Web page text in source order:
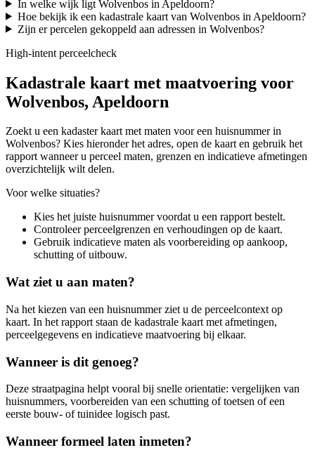
In welke wijk ligt Wolvenbos in Apeldoorn?
Hoe bekijk ik een kadastrale kaart van Wolvenbos in Apeldoorn?
Zijn er percelen gekoppeld aan adressen in Wolvenbos?
High-intent perceelcheck
Kadastrale kaart met maatvoering voor
Wolvenbos, Apeldoorn
Zoekt u een kadaster kaart met maten voor een huisnummer in
Wolvenbos? Kies hieronder het adres, open de kaart en gebruik het
rapport wanneer u perceel maten, grenzen en indicatieve afmetingen
overzichtelijk wilt delen.
Voor welke situaties?
Kies het juiste huisnummer voordat u een rapport bestelt.
Controleer perceelgrenzen en verhoudingen op de kaart.
Gebruik indicatieve maten als voorbereiding op aankoop,
schutting of uitbouw.
Wat ziet u aan maten?
Na het kiezen van een huisnummer ziet u de perceelcontext op
kaart. In het rapport staan de kadastrale kaart met afmetingen,
perceelgegevens en indicatieve maatvoering bij elkaar.
Wanneer is dit genoeg?
Deze straatpagina helpt vooral bij snelle orientatie: vergelijken van
huisnummers, voorbereiden van een schutting of toetsen of een
eerste bouw- of tuinidee logisch past.
Wanneer formeel laten inmeten?